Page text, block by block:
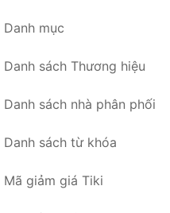
Danh mục
Danh sách Thương hiệu
Danh sách nhà phân phối
Danh sách từ khóa
Mã giảm giá Tiki